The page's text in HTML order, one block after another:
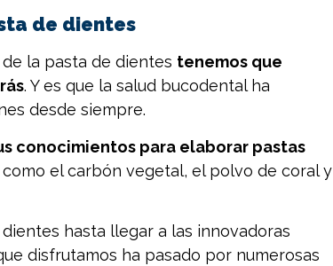
de dientes
la pasta de dientes tenemos que
. Y es que la salud bucodental ha
desde siempre.
conocimientos para elaborar pastas
el carbón vegetal, el polvo de coral y
hasta llegar a las innovadoras
disfrutamos ha pasado por numerosas